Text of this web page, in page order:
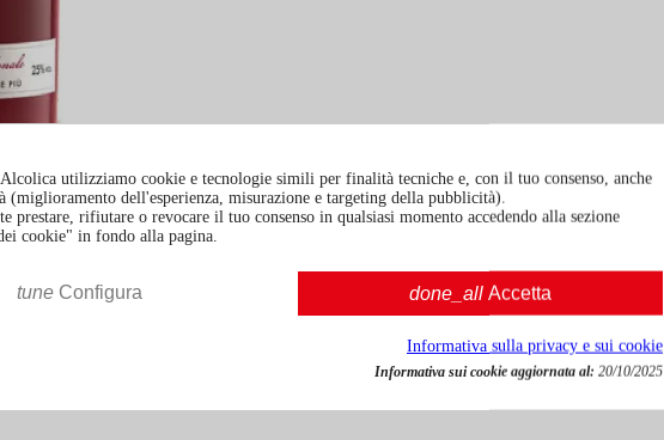
utilizziamo cookie e tecnologie simili per finalità tecniche e, con il tuo consenso, anche
(miglioramento dell'esperienza, misurazione e targeting della pubblicità).
prestare, rifiutare o revocare il tuo consenso in qualsiasi momento accedendo alla sezione
cookie" in fondo alla pagina.
tune Configura done_all Accetta
Informativa sulla privacy e sui cookie
Informativa sui cookie aggiornata al: 20/10/2025